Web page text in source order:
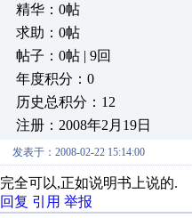
精华：0帖
求助：0帖
帖子：0帖 | 9回
年度积分：0
历史总积分：12
注册：2008年2月19日
发表于：2008-02-22 15:14:00
完全可以,正如说明书上说的.
回复 引用 举报